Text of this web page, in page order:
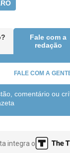
Fale com a
redação
FALE COM A
comentário ou
integra o